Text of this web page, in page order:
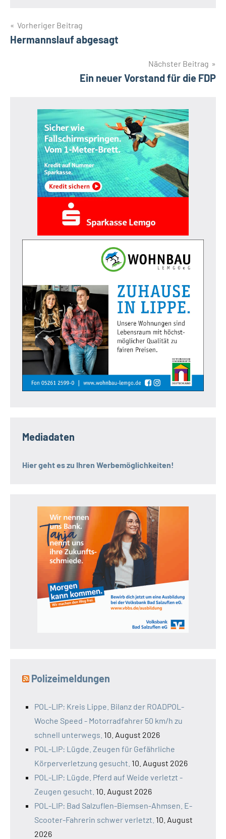
Beitragsnavigation
Vorheriger Beitrag
Hermannslauf abgesagt
Nächster Beitrag
Ein neuer Vorstand für die FDP
Mediadaten
Hier geht es zu Ihren Werbemöglichkeiten!
Polizeimeldungen
POL-LIP: Kreis Lippe. Bilanz der ROADPOL-
Woche Speed - Motorradfahrer 50 km/h zu
schnell unterwegs. 10. August 2026
POL-LIP: Lügde. Zeugen für Gefährliche
Körperverletzung gesucht. 10. August 2026
POL-LIP: Lügde. Pferd auf Weide verletzt -
Zeugen gesucht. 10. August 2026
POL-LIP: Bad Salzuflen-Biemsen-Ahmsen. E-
Scooter-Fahrerin schwer verletzt. 10. August
2026